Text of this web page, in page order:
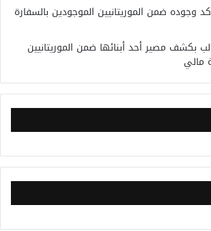
وجوده ضمن الموريتانيين الموجودين بالسفارة
بكشف مصير أحد أبنائها ضمن الموريتانيين
مالي